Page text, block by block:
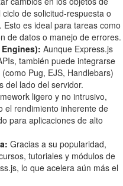
de solicitud-respuesta o
es ideal para tareas como
de datos o manejo de errores.
Aunque Express.js
también puede integrarse
Pug, EJS, Handlebars)
del lado del servidor.
ligero y no intrusivo,
el rendimiento inherente de
para aplicaciones de alto
Gracias a su popularidad,
tutoriales y módulos de
lo que acelera aún más el